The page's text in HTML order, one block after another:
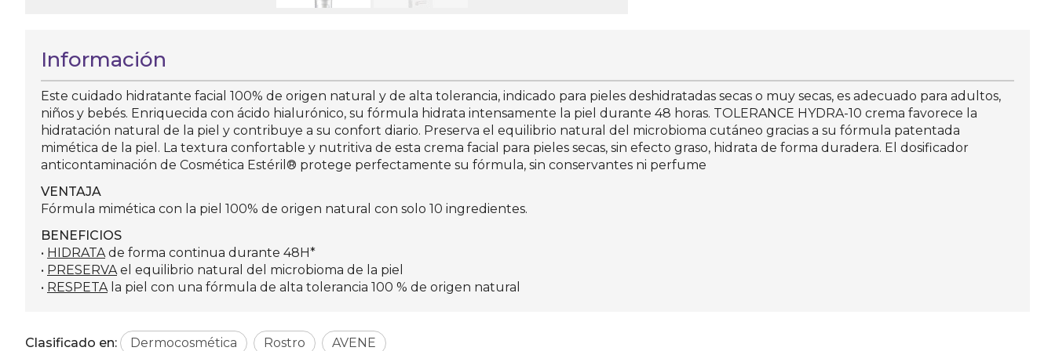
Información
Este cuidado hidratante facial 100% de origen natural y de alta tolerancia, indicado para pieles deshidratadas secas o muy secas, es adecuado para adultos,
niños y bebés. Enriquecida con ácido hialurónico, su fórmula hidrata intensamente la piel durante 48 horas. TOLERANCE HYDRA-10 crema favorece la
hidratación natural de la piel y contribuye a su confort diario. Preserva el equilibrio natural del microbioma cutáneo gracias a su fórmula patentada
mimética de la piel. La textura confortable y nutritiva de esta crema facial para pieles secas, sin efecto graso, hidrata de forma duradera. El dosificador
anticontaminación de Cosmética Estéril® protege perfectamente su fórmula, sin conservantes ni perfume
VENTAJA
Fórmula mimética con la piel 100% de origen natural con solo 10 ingredientes.
BENEFICIOS
• HIDRATA de forma continua durante 48H*
• PRESERVA el equilibrio natural del microbioma de la piel
• RESPETA la piel con una fórmula de alta tolerancia 100 % de origen natural
Clasificado en: Dermocosmética Rostro AVENE